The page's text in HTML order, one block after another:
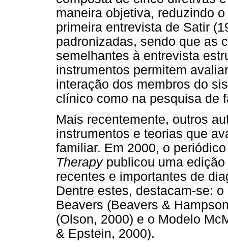
maneira objetiva, reduzindo
primeira entrevista de Satir
padronizadas, sendo que as
semelhantes à entrevista
instrumentos permitem
interação dos membros do
clínico como na pesquisa de
Mais recentemente, outros
instrumentos e teorias que
familiar. Em 2000, o
Therapypublicou uma
recentes e importantes de
Dentre estes, destacam-se:
Beavers (Beavers &
(Olson, 2000) e o Modelo
& Epstein, 2000).